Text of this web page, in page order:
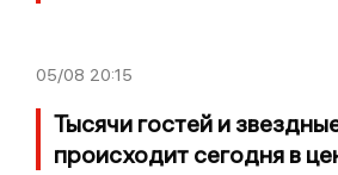
05/08 20:15
Тысячи гостей и
происходит сегодня в